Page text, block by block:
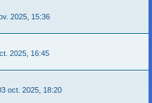
2025, 15:36
2025, 16:45
oct. 2025, 18:20